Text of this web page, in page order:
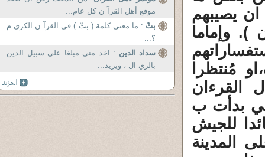
ان يصيبهم
). وإماما
مُنتظرا
القرءان
بدأت ب
للجيش
المدينة
موقع أهل القرآ ن كل عام...
بثّ : ما معنى كلمة ( بثّ ) في القرآ ن الكري م
؟...
سداد الدين : اخذ منى مبلغا على سبيل الدين
بالري ال ، ويريد...